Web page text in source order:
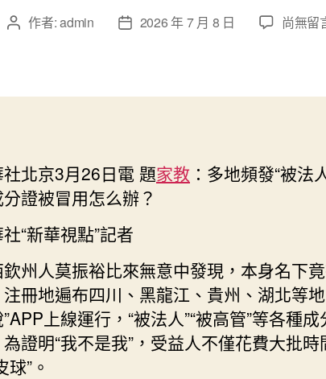
文 作者:admin
文
日
2026 年 7 月 8 日
在
發
格
人”
“被
高
管”
景
尚無留
北京3月26日電 題家教 ：多地頻發“被法
證被冒用怎么辦？
“新華視點”記者
州人莫振裕比來無意中發現，本身名下
冊地遍布四川、黑龍江、貴州、湖北等
上線運行，“被法人”“被高管”等各種
證明“我不是我”，受益人不僅花費大批時
球”。